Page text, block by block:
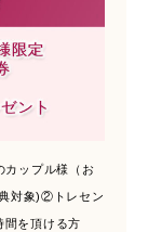
カップル様（お
対象)②トレセン
を頂ける方